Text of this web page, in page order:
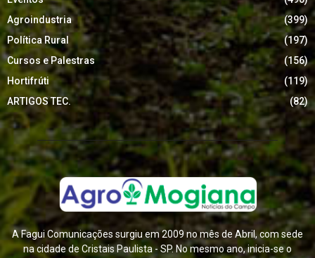
Agroindustria
(399)
Política Rural
(197)
Cursos e Palestras
(156)
Hortifrúti
(119)
ARTIGOS TEC.
(82)
A Fagui Comunicações surgiu em 2009 no mês de Abril, com sede
na cidade de Cristais Paulista - SP. No mesmo ano, inicia-se o